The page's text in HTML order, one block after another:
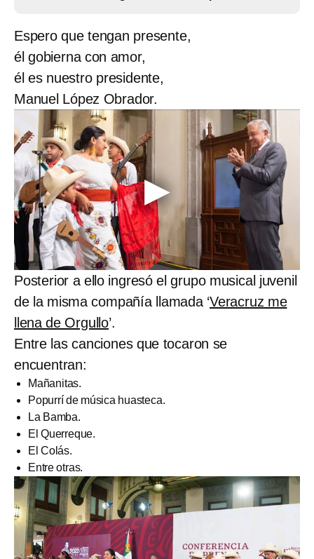
Espero que tengan presente,
él gobierna con amor,
él es nuestro presidente,
Manuel López Obrador.
Posterior a ello ingresó el grupo musical juvenil
de la misma compañía llamada ‘Veracruz me
llena de Orgullo’.
Entre las canciones que tocaron se
encuentran:
Mañanitas.
Popurrí de música huasteca.
La Bamba.
El Querreque.
El Colás.
Entre otras.